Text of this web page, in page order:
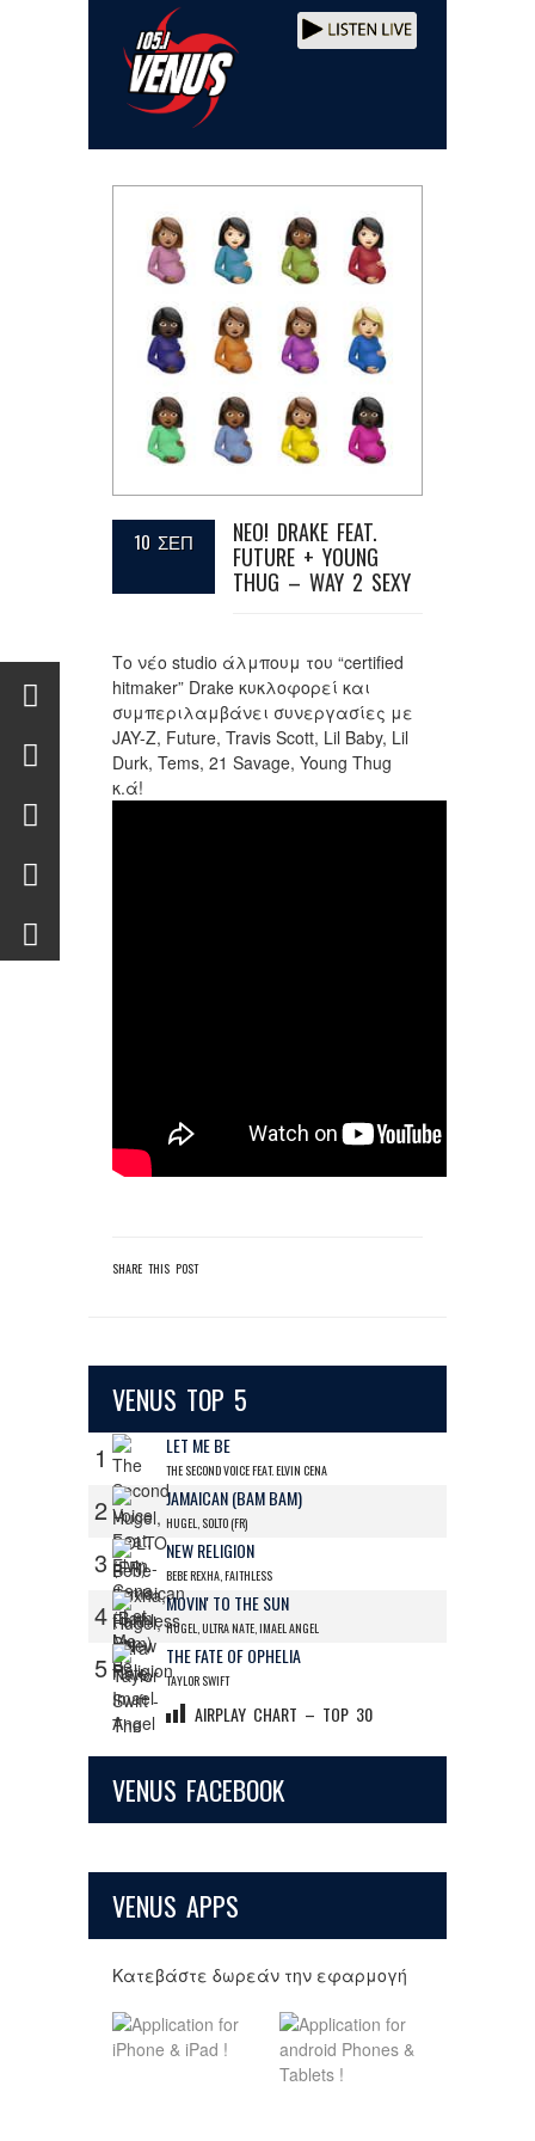
10 ΣΕΠ
NEO! DRAKE FEAT.
FUTURE + YOUNG
THUG – WAY 2 SEXY
Το νέο studio άλμπουμ του “certified
hitmaker” Drake κυκλοφορεί και
συμπεριλαμβάνει συνεργασίες με
JAY-Z, Future, Travis Scott, Lil Baby, Lil
Durk, Tems, 21 Savage, Young Thug
κ.ά!
SHARE THIS POST
VENUS TOP 5
1 LET ME BE
THE SECOND VOICE FEAT. ELVIN CENA
2 JAMAICAN (BAM BAM)
HUGEL, SOLTO (FR)
3 NEW RELIGION
BEBE REXHA, FAITHLESS
4 MOVIN' TO THE SUN
HUGEL, ULTRA NATE, IMAEL ANGEL
5 THE FATE OF OPHELIA
TAYLOR SWIFT
AIRPLAY CHART – TOP 30
VENUS FACEBOOK
VENUS APPS
Κατεβάστε δωρεάν την εφαρμογή